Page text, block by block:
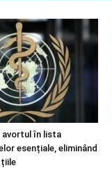
avortul în lista
esențiale, eliminând